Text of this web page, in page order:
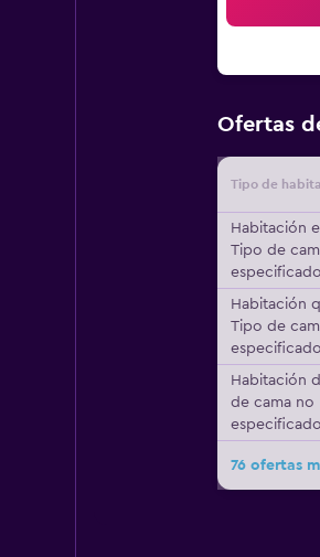
Ofertas
Tipo de
Habitación
Tipo de
especificado
Habitación
Tipo de
especificado
Habitación
de cama no
especificado
76 ofertas